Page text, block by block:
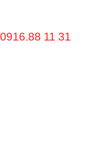
0916.88 11 31